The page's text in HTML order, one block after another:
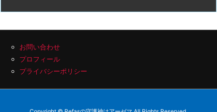
お問い合わせ
プロフィール
プライバシーポリシー